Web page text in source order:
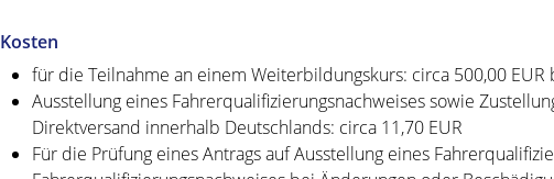
Kosten
für die Teilnahme an einem Weiterbildungskurs: circa 500,00 EUR
Ausstellung eines Fahrerqualifizierungsnachweises sowie
Direktversand innerhalb Deutschlands: circa 11,70 EUR
Für die Prüfung eines Antrags auf Ausstellung eines